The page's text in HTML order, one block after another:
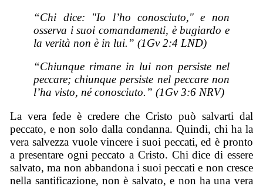
“Chi dice: "Io l’ho conosciuto," e non
osserva i suoi comandamenti, è bugiardo e
la verità non è in lui.” (1Gv 2:4 LND)
“Chiunque rimane in lui non persiste nel
peccare; chiunque persiste nel peccare non
l’ha visto, né conosciuto.” (1Gv 3:6 NRV)
La vera fede è credere che Cristo può salvarti dal
peccato, e non solo dalla condanna. Quindi, chi ha la
vera salvezza vuole vincere i suoi peccati, ed è pronto
a presentare ogni peccato a Cristo. Chi dice di essere
salvato, ma non abbandona i suoi peccati e non cresce
nella santificazione, non è salvato, e non ha una vera